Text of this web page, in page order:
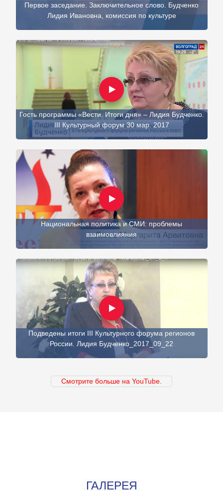
Первое заседание. Заключительное слово. Будченко
Лидия Ивановна, комиссия по культуре
Гость программы «Вести. Итоги дня» – Лидия Будченко.
III Культурный форум 30 мар. 2017
Национальная политика и СМИ: проблемы
взаимовлияния
Подведены итоги III Культурного форума регионов
России. Лидия Будченко_2017_09_22
Смотрите больше на YouTube.
ГАЛЕРЕЯ